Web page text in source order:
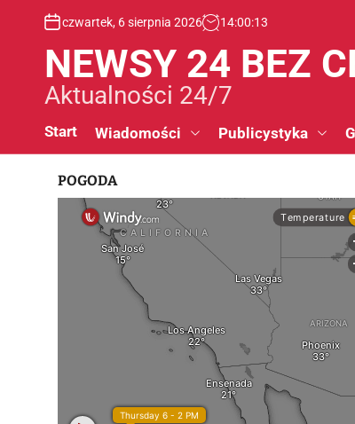
czwartek, 6 sierpnia 2026 14:00:14
NEWSY 24 BEZ
Aktualności 24/7
Start Wiadomości Publicystyka
POGODA